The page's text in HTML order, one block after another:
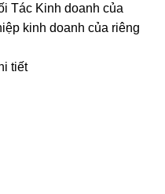
Tác Kinh doanh của
kinh doanh của riêng
tiết